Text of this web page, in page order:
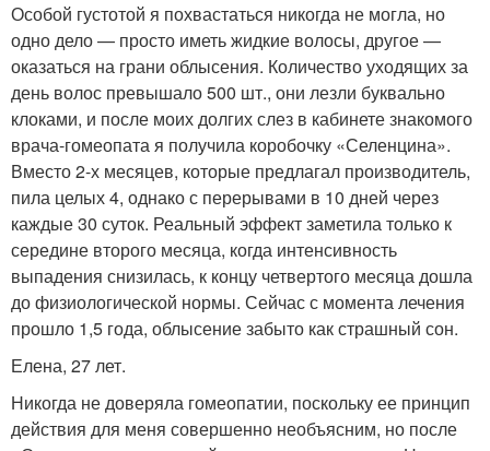
Особой густотой я похвастаться никогда не могла, но
одно дело — просто иметь жидкие волосы, другое —
оказаться на грани облысения. Количество уходящих за
день волос превышало 500 шт., они лезли буквально
клоками, и после моих долгих слез в кабинете знакомого
врача-гомеопата я получила коробочку «Селенцина».
Вместо 2-х месяцев, которые предлагал производитель,
пила целых 4, однако с перерывами в 10 дней через
каждые 30 суток. Реальный эффект заметила только к
середине второго месяца, когда интенсивность
выпадения снизилась, к концу четвертого месяца дошла
до физиологической нормы. Сейчас с момента лечения
прошло 1,5 года, облысение забыто как страшный сон.
Елена, 27 лет.
Никогда не доверяла гомеопатии, поскольку ее принцип
действия для меня совершенно необъясним, но после